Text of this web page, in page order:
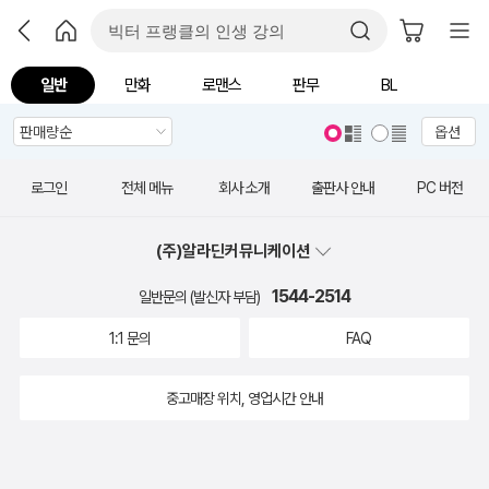
일반 만화 로맨스 판무 BL
옵션
로그인 전체 메뉴 회사 소개 출판사 안내 PC 버전
(주)알라딘커뮤니케이션
일반문의 (발신자 부담) 1544-2514
1:1 문의 FAQ
중고매장 위치, 영업시간 안내